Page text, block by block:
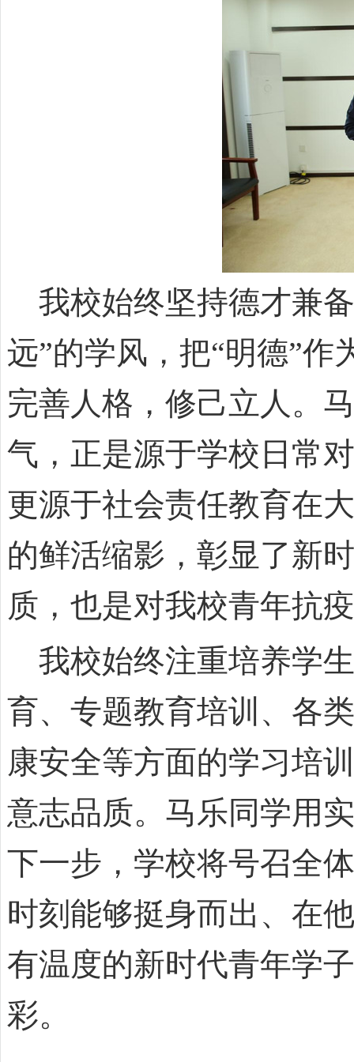
我校始终坚持德才兼
远”的学风，把“明德”
完善人格，修己立人。
气，正是源于学校日常
更源于社会责任教育在
的鲜活缩影，彰显了新
质，也是对我校青年抗
我校始终注重培养学
育、专题教育培训、各
康安全等方面的学习培
意志品质。马乐同学用
下一步，学校将号召全
时刻能够挺身而出、在
有温度的新时代青年学
彩。